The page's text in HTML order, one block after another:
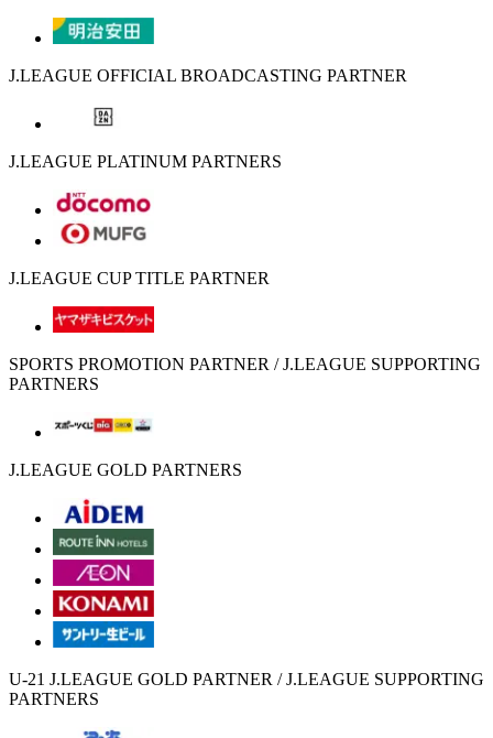
J.LEAGUE OFFICIAL BROADCASTING PARTNER
J.LEAGUE PLATINUM PARTNERS
J.LEAGUE CUP TITLE PARTNER
SPORTS PROMOTION PARTNER / J.LEAGUE SUPPORTING
PARTNERS
J.LEAGUE GOLD PARTNERS
U-21 J.LEAGUE GOLD PARTNER / J.LEAGUE SUPPORTING
PARTNERS